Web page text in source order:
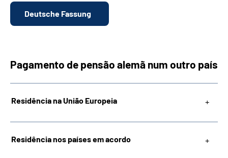
Deutsche Fassung
Pagamento de pensão alemã num outro país
Residência na União Europeia
Residência nos países em acordo